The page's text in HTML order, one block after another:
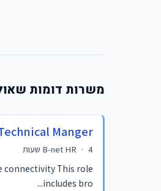
משרות דומות
Manger
B-net HR · 4 שעות
connectivity This role
includes bro...